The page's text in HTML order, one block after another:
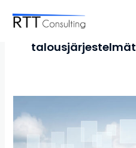
sisältöön
talousjärjestelmät
ja
taloushallinto